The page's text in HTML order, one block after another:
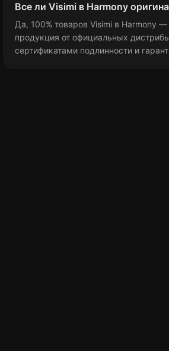
Все ли Visimi в Harmony
Да, 100% товаров Visimi в Harmony —
продукция от официальных
сертификатами подлинности и